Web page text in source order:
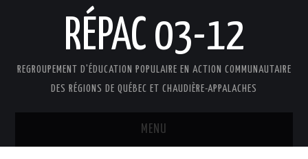
RÉPAC 03-12
REGROUPEMENT D'ÉDUCATION POPULAIRE EN ACTION COMMUNAUTAIRE
DES RÉGIONS DE QUÉBEC ET CHAUDIÈRE-APPALACHES
MENU